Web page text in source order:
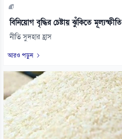
বিনিয়োগ বৃদ্ধির চেষ্টায় ঝুঁকিতে মূল্যস্ফীতি
নীতি সুদহার হ্রাস
আরও পড়ুন